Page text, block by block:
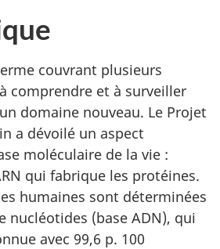
couvrant plusieurs
comprendre et à surveiller
domaine nouveau. Le Projet
a dévoilé un aspect
moléculaire de la vie :
qui fabrique les protéines.
humaines sont déterminées
nucléotides (base ADN), qui
avec 99,6 p. 100